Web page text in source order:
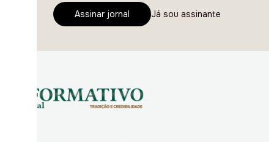
Assinar jornal Já sou assinante